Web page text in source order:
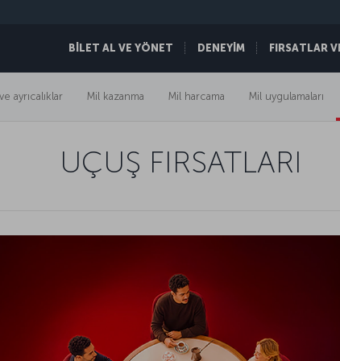
BİLET AL VE YÖNET DENEYİM FIRSATLAR
ayrıcalıklar Mil kazanma Mil harcama Mil uygulamaları
UÇUŞ FIRSATLARI